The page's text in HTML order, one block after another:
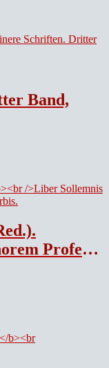
Band,
Romualdi Derbis.